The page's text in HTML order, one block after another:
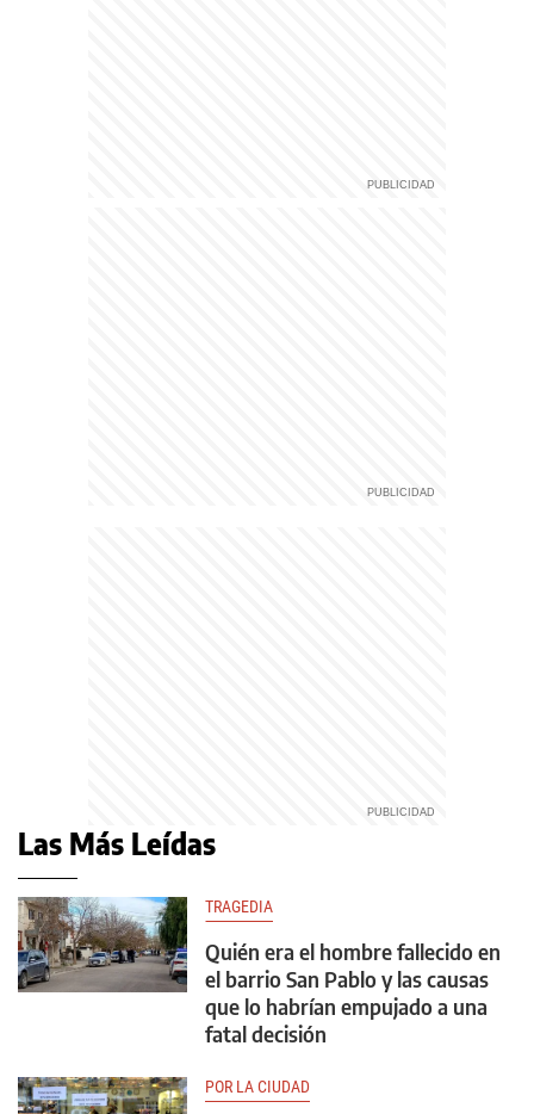
Las Más Leídas
TRAGEDIA
Quién era el hombre fallecido en
el barrio San Pablo y las causas
que lo habrían empujado a una
fatal decisión
POR LA CIUDAD